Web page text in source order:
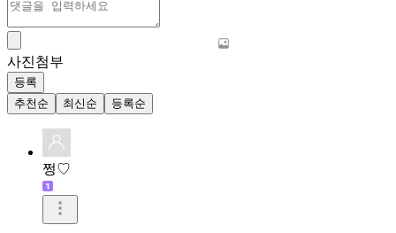
사진첨부
등록
추천순
최신순 등록순
쩡♡